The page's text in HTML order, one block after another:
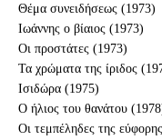
Θέμα συνειδήσεως (1973)
Ιωάννης ο βίαιος (1973)
Οι προστάτες (1973)
Τα χρώματα της ίριδος
Ισιδώρα (1975)
Ο ήλιος του θανάτου
Οι τεμπέληδες της